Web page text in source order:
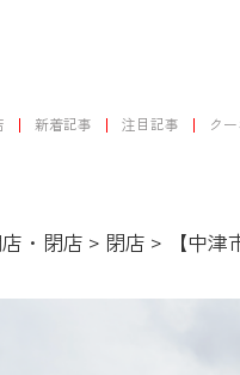
新着記事 注目記事 ク
店・閉店 > 閉店 > 【中